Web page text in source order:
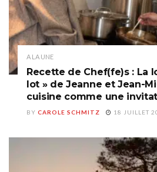
A LA UNE
Recette de Chef(fe)s : La
lot » de Jeanne et Jean-
cuisine comme une
BY CAROLE SCHMITZ 18 JUILLET